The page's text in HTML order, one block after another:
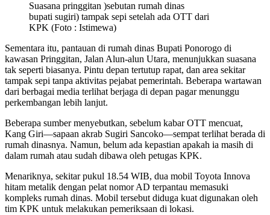
Suasana pringgitan )sebutan rumah dinas
bupati sugiri) tampak sepi setelah ada OTT dari
KPK (Foto : Istimewa)
Sementara itu, pantauan di rumah dinas Bupati Ponorogo di
kawasan Pringgitan, Jalan Alun-alun Utara, menunjukkan suasana
tak seperti biasanya. Pintu depan tertutup rapat, dan area sekitar
tampak sepi tanpa aktivitas pejabat pemerintah. Beberapa wartawan
dari berbagai media terlihat berjaga di depan pagar menunggu
perkembangan lebih lanjut.
Beberapa sumber menyebutkan, sebelum kabar OTT mencuat,
Kang Giri—sapaan akrab Sugiri Sancoko—sempat terlihat berada di
rumah dinasnya. Namun, belum ada kepastian apakah ia masih di
dalam rumah atau sudah dibawa oleh petugas KPK.
Menariknya, sekitar pukul 18.54 WIB, dua mobil Toyota Innova
hitam metalik dengan pelat nomor AD terpantau memasuki
kompleks rumah dinas. Mobil tersebut diduga kuat digunakan oleh
tim KPK untuk melakukan pemeriksaan di lokasi.